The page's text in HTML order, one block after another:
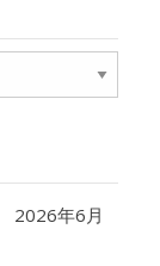
2026年6月